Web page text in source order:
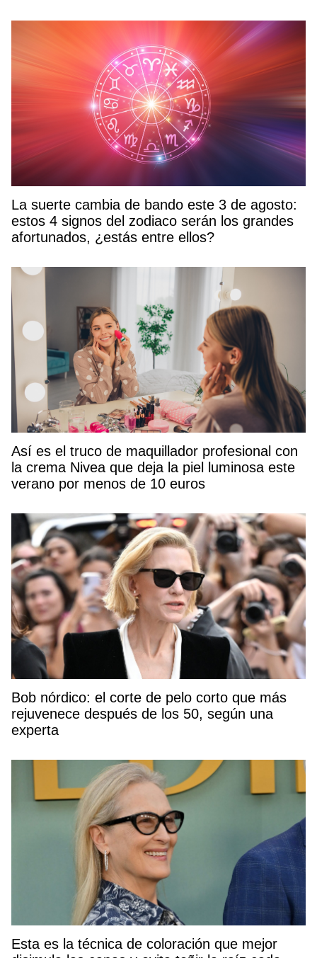
La suerte cambia de bando este 3 de agosto:
estos 4 signos del zodiaco serán los grandes
afortunados, ¿estás entre ellos?
Así es el truco de maquillador profesional con
la crema Nivea que deja la piel luminosa este
verano por menos de 10 euros
Bob nórdico: el corte de pelo corto que más
rejuvenece después de los 50, según una
experta
Esta es la técnica de coloración que mejor